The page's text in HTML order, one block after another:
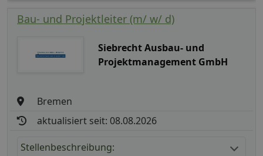
Bau- und Projektleiter (m/ w/ d)
Siebrecht Ausbau- und
Projektmanagement GmbH
Bremen
aktualisiert seit: 08.08.2026
Stellenbeschreibung: